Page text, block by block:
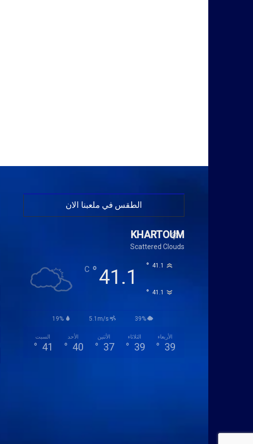
الطقس في ملعبنا الان
KHARTOUM
Scattered Clouds
41.1
°
C 41.1
°
41.1
°
19% 5.1m/s 39%
السبت
41
°
الأحد
40
°
الأثنين
37
°
الثلاثاء
39
°
الأربعاء
39
°